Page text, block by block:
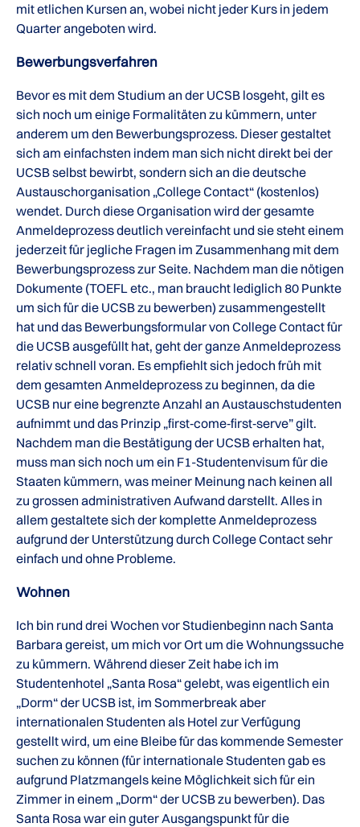
mit etlichen Kursen an, wobei nicht jeder Kurs in jedem
Quarter angeboten wird.
Bewerbungsverfahren
Bevor es mit dem Studium an der UCSB losgeht, gilt es
sich noch um einige Formalitäten zu kümmern, unter
anderem um den Bewerbungsprozess. Dieser gestaltet
sich am einfachsten indem man sich nicht direkt bei der
UCSB selbst bewirbt, sondern sich an die deutsche
Austauschorganisation „College Contact“ (kostenlos)
wendet. Durch diese Organisation wird der gesamte
Anmeldeprozess deutlich vereinfacht und sie steht einem
jederzeit für jegliche Fragen im Zusammenhang mit dem
Bewerbungsprozess zur Seite. Nachdem man die nötigen
Dokumente (TOEFL etc., man braucht lediglich 80 Punkte
um sich für die UCSB zu bewerben) zusammengestellt
hat und das Bewerbungsformular von College Contact für
die UCSB ausgefüllt hat, geht der ganze Anmeldeprozess
relativ schnell voran. Es empfiehlt sich jedoch früh mit
dem gesamten Anmeldeprozess zu beginnen, da die
UCSB nur eine begrenzte Anzahl an Austauschstudenten
aufnimmt und das Prinzip „first‐come‐first‐serve” gilt.
Nachdem man die Bestätigung der UCSB erhalten hat,
muss man sich noch um ein F1-Studentenvisum für die
Staaten kümmern, was meiner Meinung nach keinen all
zu grossen administrativen Aufwand darstellt. Alles in
allem gestaltete sich der komplette Anmeldeprozess
aufgrund der Unterstützung durch College Contact sehr
einfach und ohne Probleme.
Wohnen
Ich bin rund drei Wochen vor Studienbeginn nach Santa
Barbara gereist, um mich vor Ort um die Wohnungssuche
zu kümmern. Während dieser Zeit habe ich im
Studentenhotel „Santa Rosa“ gelebt, was eigentlich ein
„Dorm“ der UCSB ist, im Sommerbreak aber
internationalen Studenten als Hotel zur Verfügung
gestellt wird, um eine Bleibe für das kommende Semester
suchen zu können (für internationale Studenten gab es
aufgrund Platzmangels keine Möglichkeit sich für ein
Zimmer in einem „Dorm“ der UCSB zu bewerben). Das
Santa Rosa war ein guter Ausgangspunkt für die